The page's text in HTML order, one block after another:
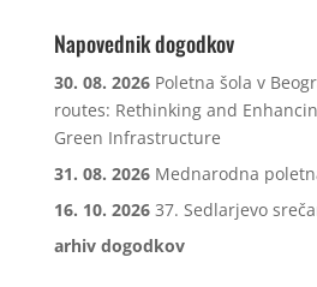
Napovednik dogodkov
30. 08. 2026 Poletna šola v
routes: Rethinking and
Green Infrastructure
31. 08. 2026 Mednarodna
16. 10. 2026 37. Sedlarjevo
arhiv dogodkov